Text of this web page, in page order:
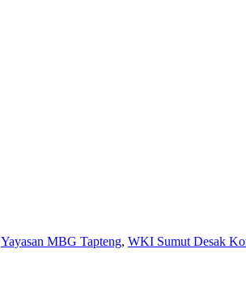
Yayasan MBG Tapteng, WKI Sumut Desak